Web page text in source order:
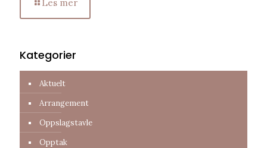
Les mer
Kategorier
Aktuelt
Arrangement
Oppslagstavle
Opptak